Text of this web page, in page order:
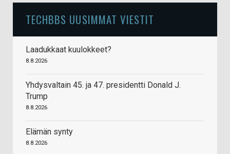
TECHBBS UUSIMMAT VIESTIT
Laadukkaat kuulokkeet?
8.8.2026
Yhdysvaltain 45. ja 47. presidentti Donald J.
Trump
8.8.2026
Elämän synty
8.8.2026